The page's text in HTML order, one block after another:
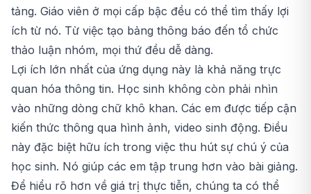
tảng. Giáo viên ở mọi cấp bậc đều có thể tìm thấy lợi
ích từ nó. Từ việc tạo bảng thông báo đến tổ chức
thảo luận nhóm, mọi thứ đều dễ dàng.
Lợi ích lớn nhất của ứng dụng này là khả năng trực
quan hóa thông tin. Học sinh không còn phải nhìn
vào những dòng chữ khô khan. Các em được tiếp cận
kiến thức thông qua hình ảnh, video sinh động. Điều
này đặc biệt hữu ích trong việc thu hút sự chú ý của
học sinh. Nó giúp các em tập trung hơn vào bài giảng.
Để hiểu rõ hơn về giá trị thực tiễn, chúng ta có thể